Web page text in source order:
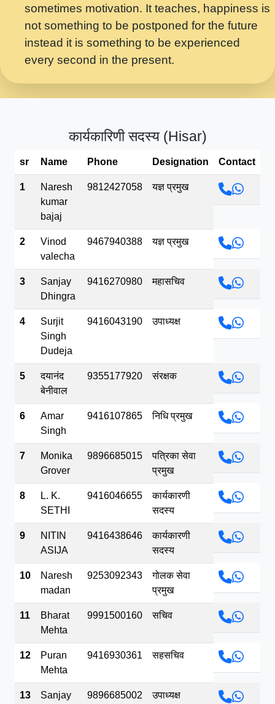
लडल ज बल ल क ज न लग Sadhvi Purnima Ji
7.9.2021 जवल नगर दलल #बसर.mp3
सख भ मझ पयर ह दख भ मझ पयर ह!छड म कस दत
सपरहट भजन 2021 - तर अखय ह जद भर बहर ज म
सपरहट शयम भजन - जय जय शयम जय जय शयम
भव.mp3
sometimes motivation. It teaches, happiness is
not something to be postponed for the future
instead it is something to be experienced
every second in the present.
कार्यकारिणी सदस्य (Hisar)
sr Name Phone Designation Contact
1
Naresh
kumar
bajaj
9812427058 यज्ञ प्रमुख
2
Vinod
valecha
9467940388 यज्ञ प्रमुख
3
Sanjay
Dhingra
9416270980 महासचिव
4
Surjit
Singh
Dudeja
9416043190 उपाध्यक्ष
5
दयानंद
बेनीवाल
9355177920 संरक्षक
6
Amar
Singh
9416107865 निधि प्रमुख
7
Monika
Grover
9896685015
पत्रिका सेवा
प्रमुख
8
L. K.
SETHI
9416046655
कार्यकारणी
सदस्य
9
NITIN
ASIJA
9416438646
कार्यकारणी
सदस्य
10
Naresh
madan
9253092343
गोलक सेवा
प्रमुख
11
Bharat
Mehta
9991500160 सचिव
12
Puran
Mehta
9416930361 सहसचिव
13 Sanjay 9896685002 उपाध्यक्ष